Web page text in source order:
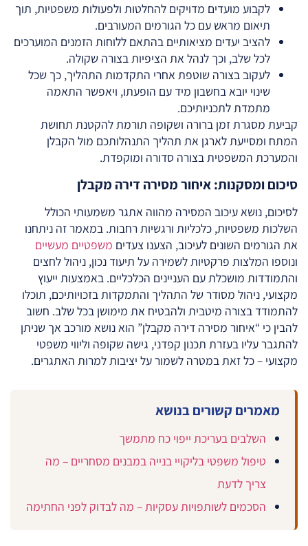
לקבוע מועדים מדויקים להחלטות ולפעולות משפטיות, תוך
תיאום מראש עם כל הגורמים המעורבים.
להציב יעדים מציאותיים בהתאם ללוחות הזמנים המוערכים
לכל שלב, וכך לנהל את הציפיות בצורה שקולה.
לעקוב בצורה שוטפת אחרי התקדמות התהליך, כך שכל
שינוי יובא בחשבון מיד עם הופעתו, ויאפשר התאמה
מתמדת לתכניותיכם.
קביעת מסגרת זמן ברורה ושקופה תורמת להקטנת תחושת
המתח ומסייעת לארגן את תהליך התנהלותכם מול הקבלן
והמערכת המשפטית בצורה סדורה ומוקפדת.
סיכום ומסקנות: איחור מסירה דירה מקבלן
לסיכום, נושא עיכוב המסירה מהווה אתגר משמעותי הכולל
השלכות משפטיות, כלכליות ורגשיות רחבות. במאמר זה ניתחנו
את הגורמים השונים לעיכוב, הצענו צעדים משפטיים מעשיים
ונוספו המלצות פרקטיות לשמירה על תיעוד נכון, ניהול לחצים
והתמודדות מושכלת עם העניינים הכלכליים. באמצעות ייעוץ
מקצועי, ניהול מסודר של התהליך והתמקדות בזכויותיכם, תוכלו
להתמודד בצורה מיטבית ולהבטיח את מימושן בכל שלב. חשוב
להבין כי “איחור מסירה דירה מקבלן” הוא נושא מורכב אך שניתן
להתגבר עליו בעזרת תכנון קפדני, גישה שקופה וליווי משפטי
מקצועי – כל זאת במטרה לשמור על יציבות למרות האתגרים.
מאמרים קשורים בנושא
השלבים בעריכת ייפוי כח מתמשך
טיפול משפטי בליקויי בנייה במבנים מסחריים – מה
צריך לדעת
הסכמים לשותפויות עסקיות – מה לבדוק לפני החתימה